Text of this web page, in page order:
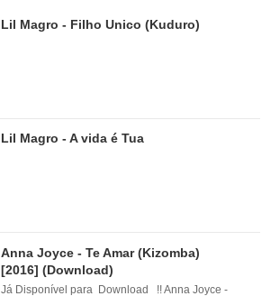
Lil Magro - Filho Unico (Kuduro)
Lil Magro - A vida é Tua
Anna Joyce - Te Amar (Kizomba)
[2016] (Download)
Já Disponível para Download !! Anna Joyce -